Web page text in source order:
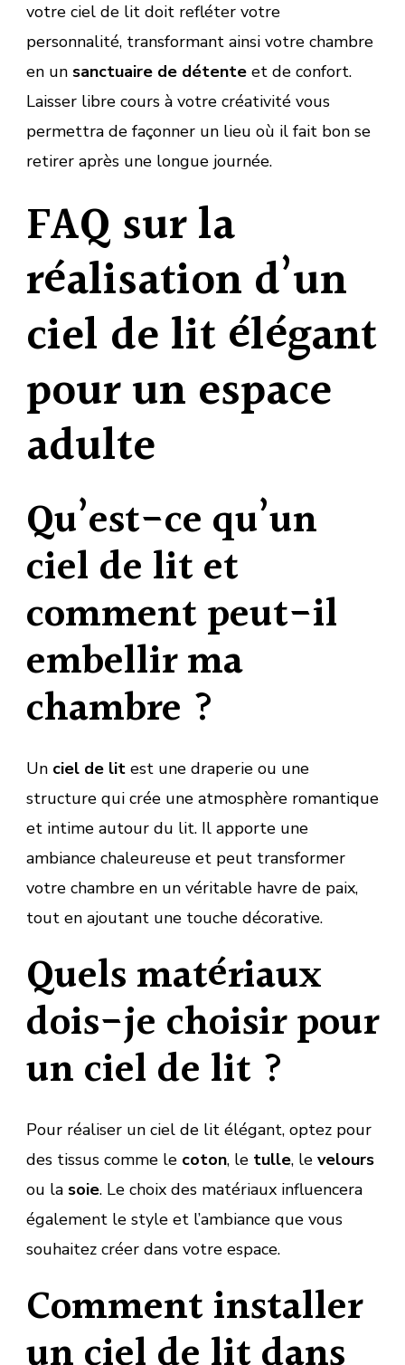
votre ciel de lit doit refléter votre
personnalité, transformant ainsi votre chambre
en un sanctuaire de détente et de confort.
Laisser libre cours à votre créativité vous
permettra de façonner un lieu où il fait bon se
retirer après une longue journée.
FAQ sur la
réalisation d’un
ciel de lit élégant
pour un espace
adulte
Qu’est-ce qu’un
ciel de lit et
comment peut-il
embellir ma
chambre ?
Un ciel de lit est une draperie ou une
structure qui crée une atmosphère romantique
et intime autour du lit. Il apporte une
ambiance chaleureuse et peut transformer
votre chambre en un véritable havre de paix,
tout en ajoutant une touche décorative.
Quels matériaux
dois-je choisir pour
un ciel de lit ?
Pour réaliser un ciel de lit élégant, optez pour
des tissus comme le coton, le tulle, le velours
ou la soie. Le choix des matériaux influencera
également le style et l’ambiance que vous
souhaitez créer dans votre espace.
Comment installer